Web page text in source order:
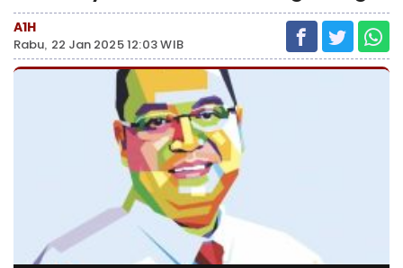
A1H
Rabu, 22 Jan 2025 12:03 WIB